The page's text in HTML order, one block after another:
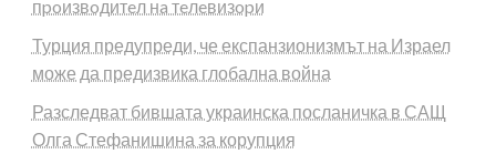
пpoизвoдитeл нa тeлeвизopи
Турция предупреди, че експанзионизмът на Израел
може да предизвика глобална война
Разследват бившата украинска посланичка в САЩ
Олга Стефанишина за корупция